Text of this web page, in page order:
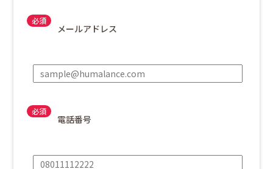
メールアドレス
電話番号